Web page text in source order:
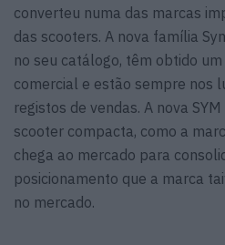
converteu numa das marcas
das scooters. A nova família
no seu catálogo, têm obtido
comercial e estão sempre nos
registos de vendas. A nova
scooter compacta, como a
chega ao mercado para
posicionamento que a marca
no mercado.